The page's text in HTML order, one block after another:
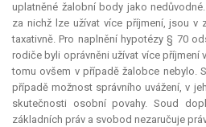
uplatněné žalobní body jako
za nichž lze užívat více příjmení, jsou v
taxativně. Pro naplnění hypotézy § 70
rodiče byli oprávněni užívat více příjmení
tomu ovšem v případě žalobce nebylo.
případě možnost správního uvážení, v
skutečnosti osobní povahy. Soud
základních práv a svobod nezaručuje